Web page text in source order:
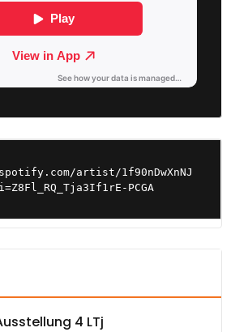
artist/1f90nDwXnNJ
PCGA
4 LTj